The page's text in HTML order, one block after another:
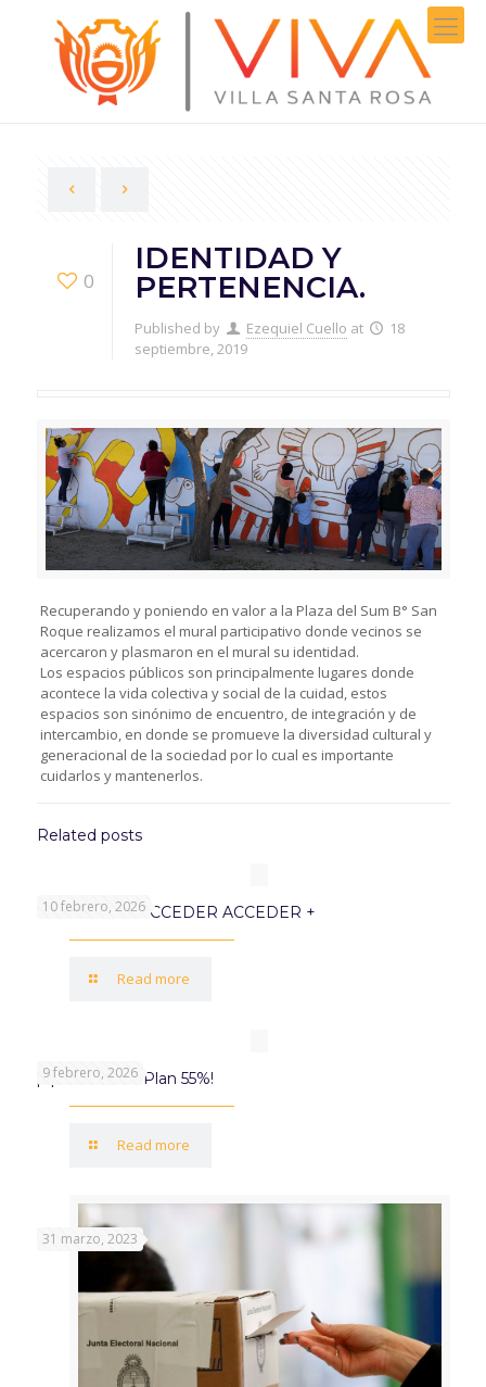
0
IDENTIDAD Y
PERTENENCIA.
Published by Ezequiel Cuello at
18
septiembre, 2019
Recuperando y poniendo en valor a la Plaza del Sum B° San
Roque realizamos el mural participativo donde vecinos se
acercaron y plasmaron en el mural su identidad.
Los espacios públicos son principalmente lugares donde
acontece la vida colectiva y social de la cuidad, estos
espacios son sinónimo de encuentro, de integración y de
intercambio, en donde se promueve la diversidad cultural y
generacional de la sociedad por lo cual es importante
cuidarlos y mantenerlos.
Related posts
10 febrero, 2026
PROGRAMA ACCEDER ACCEDER +
Read more
9 febrero, 2026
¡Aprovechá el Plan 55%!
Read more
31 marzo, 2023